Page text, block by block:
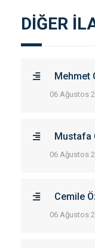
DİĞER
Mehmet
06 Ağustos
Mustafa
06 Ağustos
Cemile
06 Ağustos